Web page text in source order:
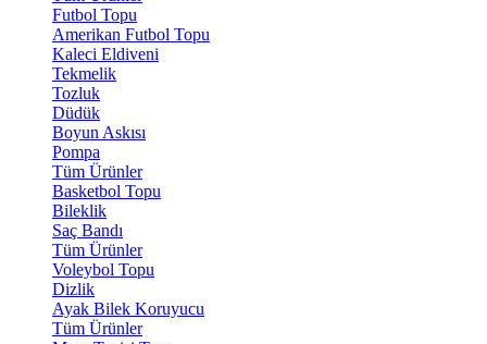
Futbol Topu
Amerikan Futbol Topu
Kaleci Eldiveni
Tekmelik
Tozluk
Düdük
Boyun Askısı
Pompa
Tüm Ürünler
Basketbol Topu
Bileklik
Saç Bandı
Tüm Ürünler
Voleybol Topu
Dizlik
Ayak Bilek Koruyucu
Tüm Ürünler